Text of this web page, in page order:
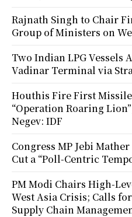
Rajnath Singh to Chair
Group of Ministers on
Two Indian LPG Vessels
Vadinar Terminal via
Houthis Fire First
“Operation Roaring
Negev: IDF
Congress MP Jebi
Cut a “Poll-Centric
PM Modi Chairs High-
West Asia Crisis; Calls
Supply Chain